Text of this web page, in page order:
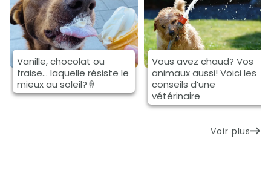
Vanille, chocolat ou
fraise… laquelle résiste le
mieux au soleil?🍦
Vous avez chaud? Vos
animaux aussi! Voici les
conseils d’une
vétérinaire
Voir plus